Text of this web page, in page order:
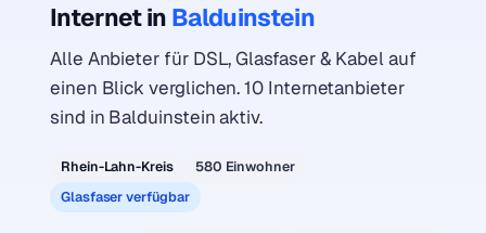
Internet in Balduinstein
Alle Anbieter für DSL, Glasfaser & Kabel auf
einen Blick verglichen. 10 Internetanbieter
sind in Balduinstein aktiv.
Rhein-Lahn-Kreis
580 Einwohner
Glasfaser verfügbar